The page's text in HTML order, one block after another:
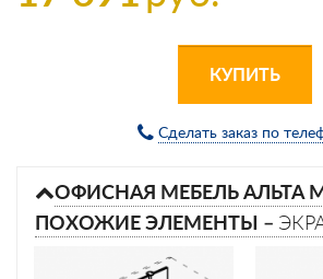
КУПИТЬ
Сделать заказ по
ОФИСНАЯ МЕБЕЛЬ АЛЬТА
ПОХОЖИЕ ЭЛЕМЕНТЫ –